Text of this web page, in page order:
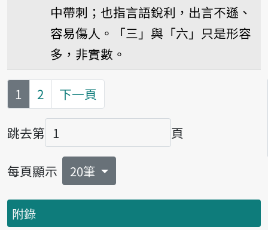
中帶刺；也指言語銳利，出言不遜、
容易傷人。「三」與「六」只是形容
多，非實數。
第
1 2 下一頁
跳去第
頁碼
頁
每頁顯示 20筆
附錄